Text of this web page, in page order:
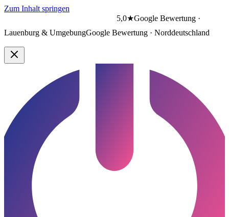
Zum Inhalt springen
5,0★Google Bewertung ·
Lauenburg & UmgebungGoogle Bewertung · Norddeutschland